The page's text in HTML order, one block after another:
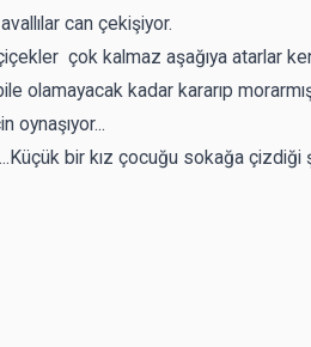
can çekişiyor.
çok kalmaz aşağıya atarlar
olamayacak kadar kararıp
oynaşıyor...
bir kız çocuğu sokağa